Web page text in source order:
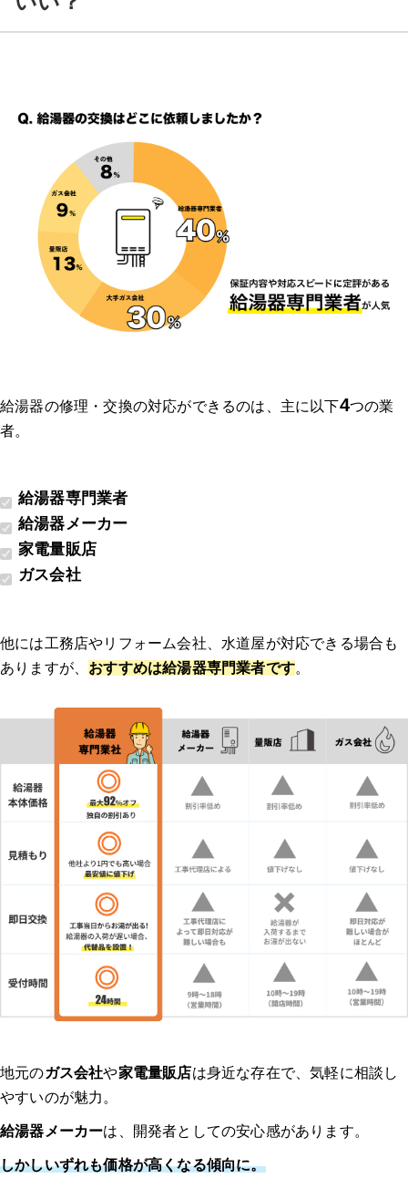
給湯器の修理・交換の対応ができるのは、主に以下4つの業
者。
給湯器専門業者
給湯器メーカー
家電量販店
ガス会社
他には工務店やリフォーム会社、水道屋が対応できる場合も
ありますが、 おすすめは給湯器専門業者です。
地元のガス会社や家電量販店は身近な存在で、気軽に相談し
やすいのが魅力。
給湯器メーカーは、開発者としての安心感があります。
しかしいずれも価格が高くなる傾向に。